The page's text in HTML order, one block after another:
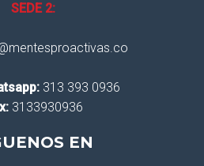
SEDE 2:
313 393 0936
3133930936
EN